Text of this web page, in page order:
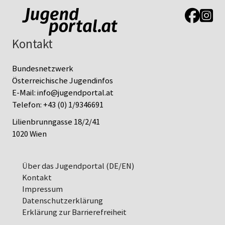
Link zur
Link
Kontakt
Bundesnetzwerk
Österreichische Jugendinfos
E-Mail:info@jugendportal.at
Telefon:+43 (0) 1/9346691
Lilienbrunngasse 18/2/41
1020 Wien
Über das Jugendportal (DE/EN)
Kontakt
Impressum
Datenschutz­erklärung
Erklärung zur Barrierefreiheit